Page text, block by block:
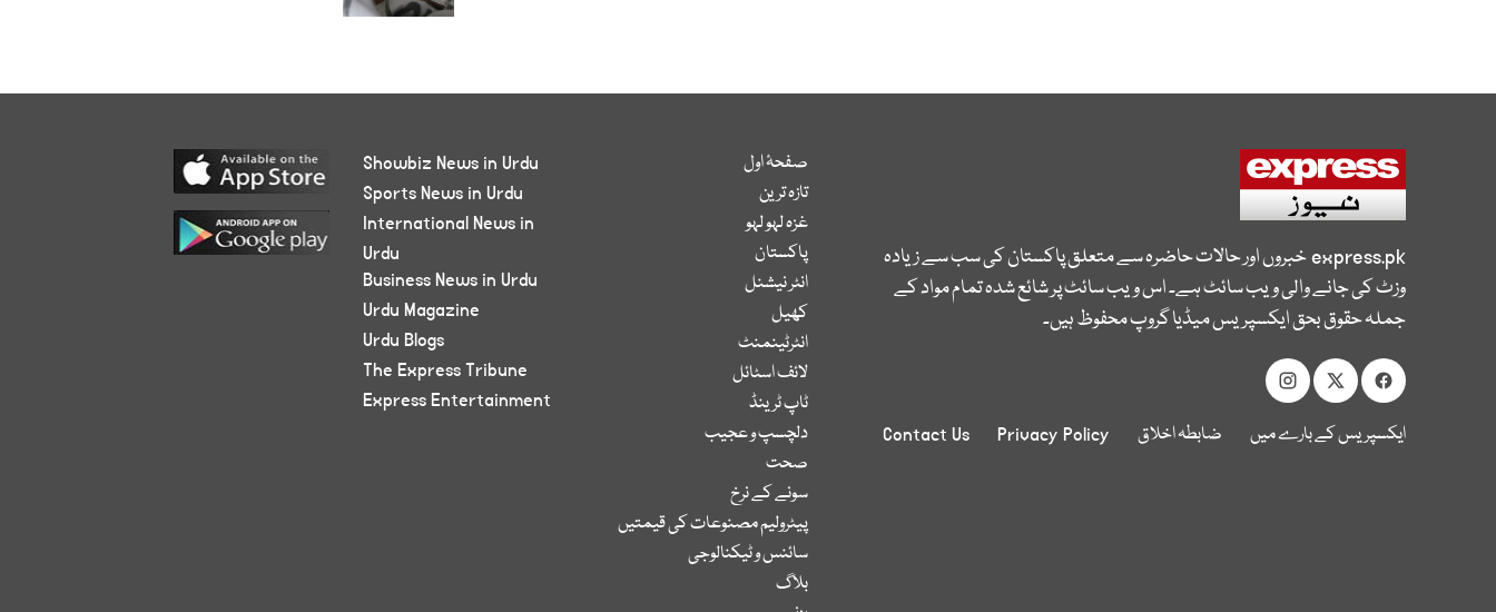
express.pkخبروں اور حالات حاضرہ سے متعلق پاکستان کی سب سے زیادہ
وزٹ کی جانے والی ویب سائٹ ہے۔ اس ویب سائٹ پر شائع شدہ تمام مواد کے
جملہ حقوق بحق ایکسپریس میڈیا گروپ محفوظ ہیں۔
ایکسپریس کے بارے میں ضابطہ اخلاق Privacy Policy
Contact Us
صفحۂ اول
تازہ ترین
غزہ لہو لہو
پاکستان
انٹر نیشنل
کھیل
انٹرٹینمنٹ
لائف اسٹائل
ٹاپ ٹرینڈ
دلچسپ و عجیب
صحت
سونے کے نرخ
پیٹرولیم مصنوعات کی قیمتیں
سائنس و ٹیکنالوجی
بلاگ
Showbiz News in Urdu
Sports News in Urdu
International News in
Urdu
Business News in Urdu
Urdu Magazine
Urdu Blogs
The Express Tribune
Express Entertainment